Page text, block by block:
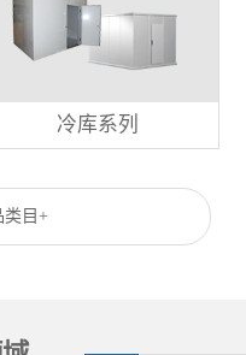
冷库系列
类目+